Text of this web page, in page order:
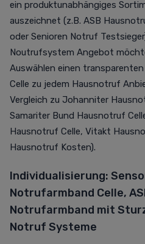
ein produktunabhängiges
auszeichnet (z.B. ASB
oder Senioren Notruf
Noutrufsystem Angebot
Auswählen einen
Celle zu jedem Hausnotruf
Vergleich zu Johanniter
Samariter Bund Hausnotruf
Hausnotruf Celle, Vitakt
Hausnotruf Kosten).
Individualisierung:
Notrufarmband Celle,
Notrufarmband mit
Notruf Systeme